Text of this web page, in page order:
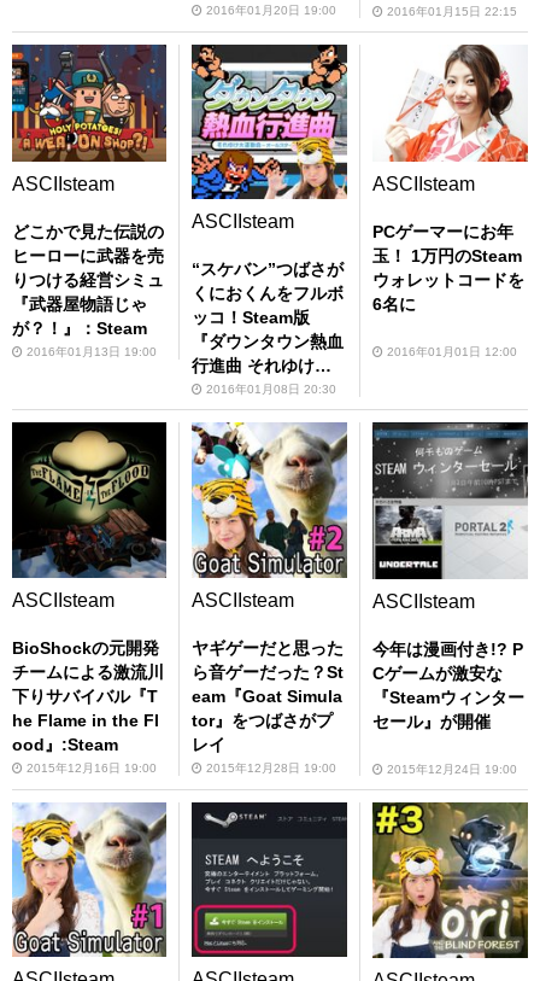
m2016年01月20日 19:00 2016年01月15日 22:15
ASCIIsteam
どこかで見た伝説の
ヒーローに武器を売
りつける経営シミュ
『武器屋物語じゃ
が？！』：Steam
2016年01月13日 19:00
ASCIIsteam
“スケバン”つばさが
くにおくんをフルボ
ッコ！Steam版
『ダウンタウン熱血
行進曲 それゆけ大
運動会』を実況プレ
イ
2016年01月08日 20:30
ASCIIsteam
PCゲーマーにお年
玉！ 1万円のSteam
ウォレットコードを
6名に
2016年01月01日 12:00
ASCIIsteam
BioShockの元開発
チームによる激流川
下りサバイバル『T
he Flame in the Fl
ood』:Steam
2015年12月16日 19:00
ASCIIsteam
ヤギゲーだと思った
ら音ゲーだった？St
eam『Goat Simula
tor』をつばさがプ
レイ
2015年12月28日 19:00
ASCIIsteam
今年は漫画付き!? P
Cゲームが激安な
『Steamウィンター
セール』が開催
2015年12月24日 19:00